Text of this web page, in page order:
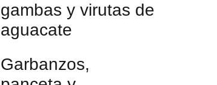
gambas y virutas de
aguacate
Garbanzos,